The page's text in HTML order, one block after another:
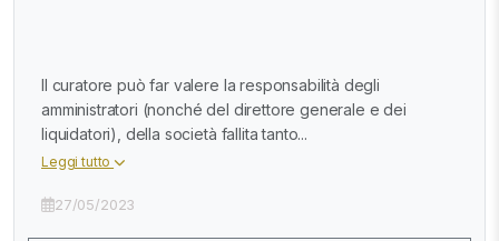
Il curatore può far valere la responsabilità degli
amministratori (nonché del direttore generale e dei
liquidatori), della società fallita tanto...
Leggi tutto
27/05/2023